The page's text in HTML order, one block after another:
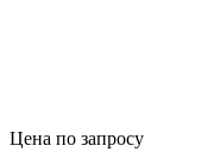
Цена по запросу